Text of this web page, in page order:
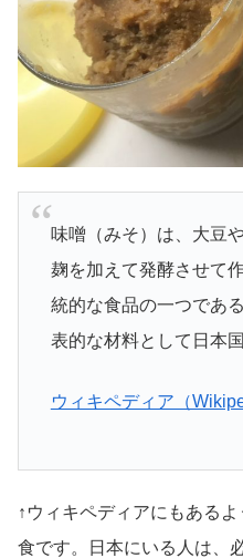
味噌（みそ）は、大豆
麹を加えて発酵させて
統的な食品の一つであ
表的な材料として日本
ウィキペディア（
↑ウィキペディアにもある
食です。日本にいる人は、